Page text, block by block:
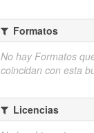
Formatos
No hay Formatos
coincidan con esta
Licencias